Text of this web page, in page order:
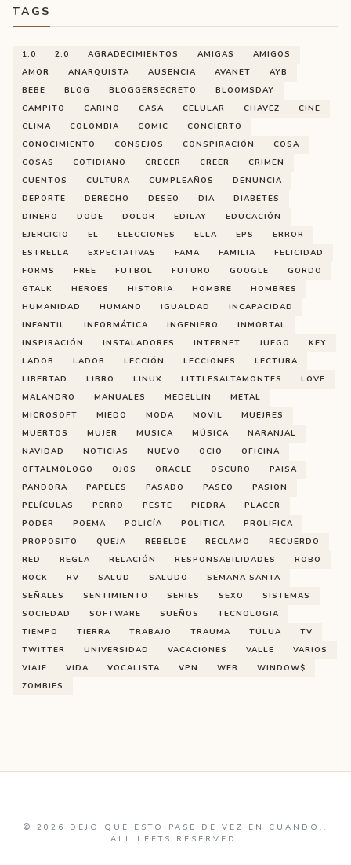
TAGS
1.0 2.0 AGRADECIMIENTOS AMIGAS
AMIGOS
AMOR
ANARQUISTA AUSENCIA AVANET
AYB
BEBE
BLOG BLOGGERSECRETO
BLOOMSDAY
CAMPITO
CARIÑO CASA CELULAR CHAVEZ
CINE
CLIMA
COLOMBIA COMIC
CONCIERTO
CONOCIMIENTO
CONSEJOS CONSPIRACIÓN
COSA
COSAS
COTIDIANO CRECER CREER
CRIMEN
CUENTOS
CULTURA CUMPLEAÑOS
DENUNCIA
DEPORTE
DERECHO DESEO DIA
DIABETES
DINERO
DODE DOLOR EDILAY
EDUCACIÓN
EJERCICIO
EL ELECCIONES ELLA EPS
ERROR
ESTRELLA
EXPECTATIVAS FAMA FAMILIA
FELICIDAD
FORMS
FREE FUTBOL FUTURO GOOGLE
GORDO
GTALK
HEROES HISTORIA HOMBRE
HOMBRES
HUMANIDAD
HUMANO IGUALDAD
INCAPACIDAD
INFANTIL
INFORMÁTICA INGENIERO
INMORTAL
INSPIRACIÓN
INSTALADORES INTERNET JUEGO
KEY
LADOB
LADOB LECCIÓN LECCIONES
LECTURA
LIBERTAD
LIBRO LINUX LITTLESALTAMONTES
LOVE
MALANDRO
MANUALES MEDELLIN
METAL
MICROSOFT
MIEDO MODA MOVIL
MUEJRES
MUERTOS
MUJER MUSICA MÚSICA
NARANJAL
NAVIDAD
NOTICIAS NUEVO OCIO
OFICINA
OFTALMOLOGO
OJOS ORACLE OSCURO
PAISA
PANDORA
PAPELES PASADO PASEO
PASION
PELÍCULAS
PERRO PESTE PIEDRA
PLACER
PODER
POEMA POLICÍA POLITICA
PROLIFICA
PROPOSITO
QUEJA REBELDE RECLAMO
RECUERDO
RED
REGLA RELACIÓN RESPONSABILIDADES
ROBO
ROCK
RV SALUD SALUDO
SEMANA SANTA
SEÑALES
SENTIMIENTO SERIES SEXO
SISTEMAS
SOCIEDAD
SOFTWARE SUEÑOS
TECNOLOGIA
TIEMPO
TIERRA TRABAJO TRAUMA TULUA
TV
TWITTER
UNIVERSIDAD VACACIONES VALLE
VARIOS
VIAJE
VIDA VOCALISTA VPN WEB
WINDOW$
ZOMBIES
© 2026
DEJO QUE ESTO PASE DE VEZ EN CUANDO..
ALL LEFTS RESERVED.